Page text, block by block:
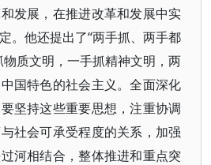
发展，在推进改革和发展中实
。他还提出了“两手抓、两手都
质文明，一手抓精神文明，两
国特色的社会主义。全面深化
坚持这些重要思想，注重协调
社会可承受程度的关系，加强
河相结合，整体推进和重点突